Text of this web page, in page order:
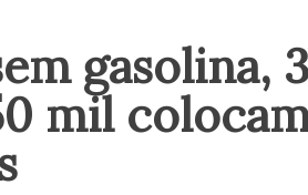
gasolina,
mil